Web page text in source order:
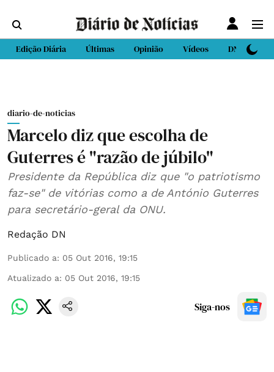
Edição Diária Últimas Opinião Vídeos DN Sport
diario-de-noticias
Marcelo diz que escolha de
Guterres é "razão de júbilo"
Presidente da República diz que "o patriotismo
faz-se" de vitórias como a de António Guterres
para secretário-geral da ONU.
Redação DN
Publicado a: 05 Out 2016, 19:15
Atualizado a: 05 Out 2016, 19:15
Siga-nos